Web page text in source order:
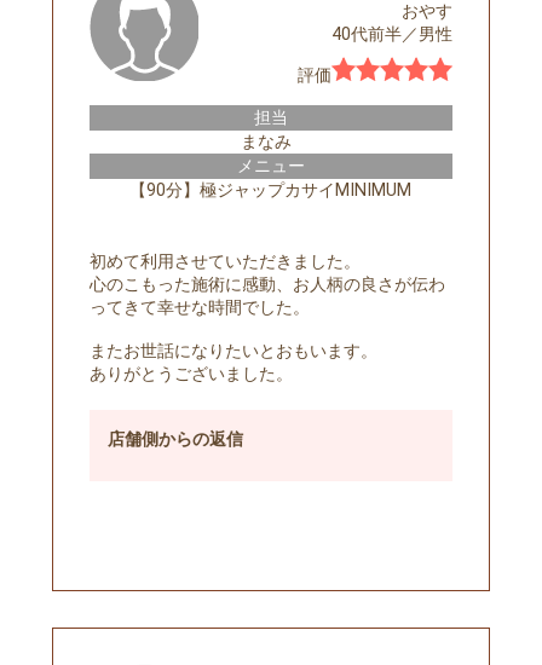
おやす
40代前半／男性
評価
担当
まなみ
メニュー
【90分】極ジャップカサイMINIMUM
初めて利用させていただきました。
心のこもった施術に感動、お人柄の良さが伝わ
ってきて幸せな時間でした。
またお世話になりたいとおもいます。
ありがとうございました。
店舗側からの返信